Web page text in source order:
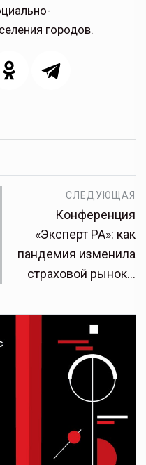
городов.
СЛЕДУЮЩАЯ
Конференция
«Эксперт РА»: как
пандемия изменила
страховой рынок…